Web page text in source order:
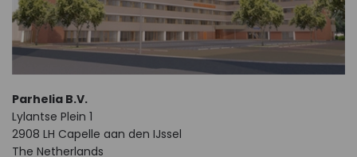
Parhelia B.V.
Lylantse Plein 1
2908 LH Capelle aan den IJssel
The Netherlands